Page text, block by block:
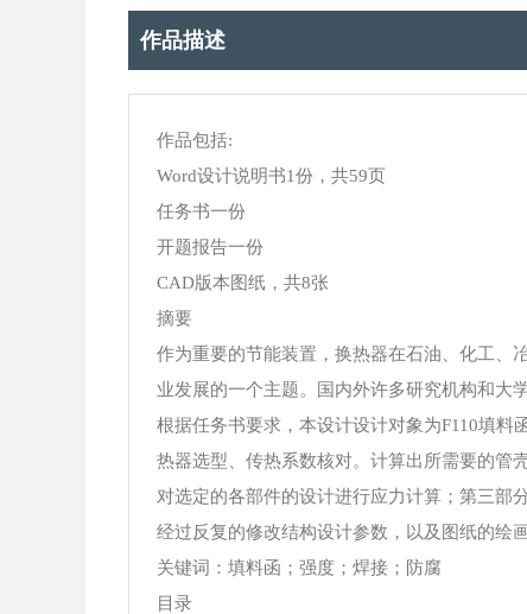
作品描述
作品包括:
Word设计说明书1份，共59页
任务书一份
开题报告一份
CAD版本图纸，共8张
摘要
作为重要的节能装置，换热器在石油、化工、
业发展的一个主题。国内外许多研究机构和大
根据任务书要求，本设计设计对象为F110填
热器选型、传热系数核对。计算出所需要的管
对选定的各部件的设计进行应力计算；第三部
经过反复的修改结构设计参数，以及图纸的绘
关键词：填料函；强度；焊接；防腐
目录